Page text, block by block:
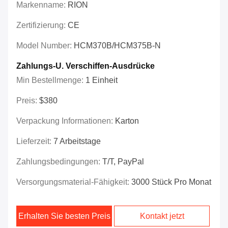
Markenname: RION
Zertifizierung: CE
Model Number: HCM370B/HCM375B-N
Zahlungs-U. Verschiffen-Ausdrücke
Min Bestellmenge: 1 Einheit
Preis: $380
Verpackung Informationen: Karton
Lieferzeit: 7 Arbeitstage
Zahlungsbedingungen: T/T, PayPal
Versorgungsmaterial-Fähigkeit: 3000 Stück Pro Monat
Erhalten Sie besten Preis Kontakt jetzt